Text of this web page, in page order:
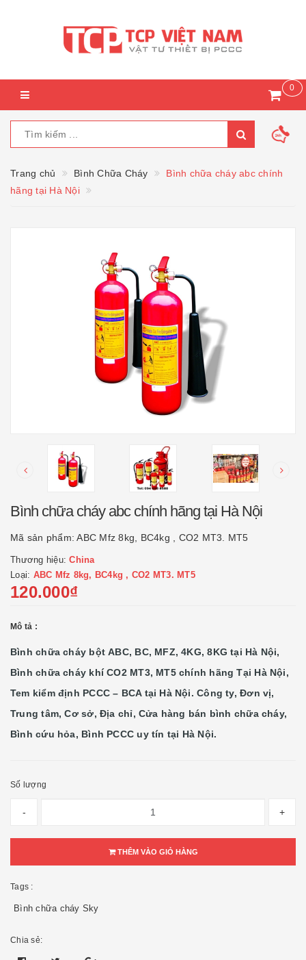
0
Trang chủ Bình Chữa Cháy
Bình chữa cháy abc chính
hãng tại Hà Nội
Bình chữa cháy abc chính hãng tại Hà Nội
Mã sản phẩm:ABC Mfz 8kg, BC4kg , CO2 MT3. MT5
Thương hiệu:China
Loại: ABC Mfz 8kg, BC4kg , CO2 MT3. MT5
120.000₫
Mô tả :
Bình chữa cháy bột ABC, BC, MFZ, 4KG, 8KG tại Hà Nội,
Bình chữa cháy khí CO2 MT3, MT5 chính hãng Tại Hà Nội,
Tem kiểm định PCCC – BCA tại Hà Nội. Công ty, Đơn vị,
Trung tâm, Cơ sở, Địa chỉ, Cửa hàng bán bình chữa cháy,
Bình cứu hỏa, Bình PCCC uy tín tại Hà Nội.
Số lượng
- +
THÊM VÀO GIỎ HÀNG
Tags :
Bình chữa cháy Sky
Chia sẻ: